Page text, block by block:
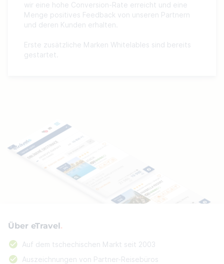
wir eine hohe Conversion-Rate erreicht und eine
Menge positives Feedback von unseren Partnern
und deren Kunden erhalten.
Erste zusätzliche Marken Whitelables sind bereits
gestartet.
Über eTravel
Auf dem tschechischen Markt seit 2003
Auszeichnungen von Partner-Reisebüros